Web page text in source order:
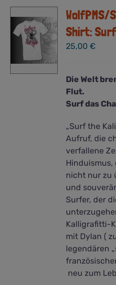
Shirt:
25,00€
Die Welt
Flut.
Surf das
„Surf the
Aufruf, die
verfallene
Hinduismus,
nicht nur zu
und
Surfer, der
Kalligrafitti-
mit Dylan (
legendären
neu zum